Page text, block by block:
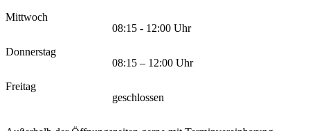
Mittwoch
08:15 - 12:00 Uhr
Donnerstag
08:15 – 12:00 Uhr
Freitag
geschlossen